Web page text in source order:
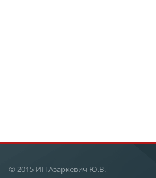
© 2015 ИП Азаркевич Ю.В.